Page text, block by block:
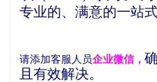
专业的、满意的一站式
请添加客服人员企业微信，
且有效解决。